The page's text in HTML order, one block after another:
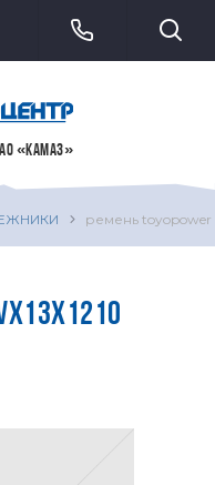
«КАМАЗ»
ремень toyopower